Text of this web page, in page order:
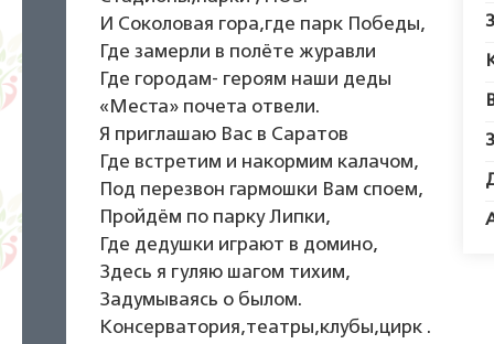
И Соколовая гора,где парк Победы,
Где замерли в полёте журавли
Где городам- героям наши деды
«Места» почета отвели.
Я приглашаю Вас в Саратов
Где встретим и накормим калачом,
Под перезвон гармошки Вам споем,
Пройдём по парку Липки,
Где дедушки играют в домино,
Здесь я гуляю шагом тихим,
Задумываясь о былом.
Консерватория,театры,клубы,цирк .